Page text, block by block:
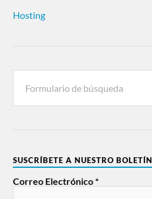
Hosting
SUSCRÍBETE A NUESTRO BOLETÍN
Correo Electrónico*